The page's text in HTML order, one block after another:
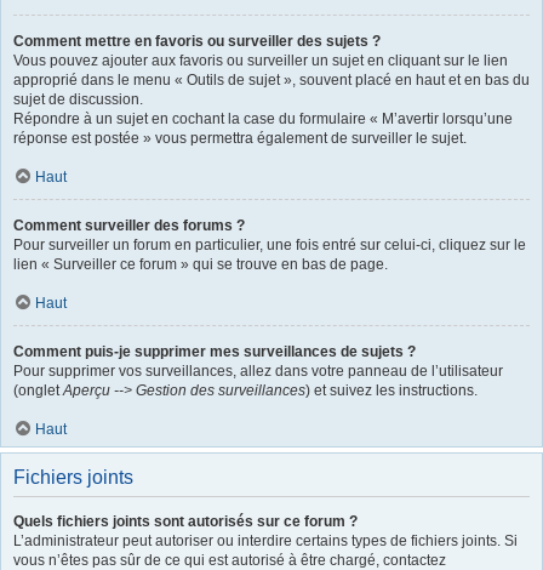
Comment mettre en favoris ou surveiller des sujets ?
Vous pouvez ajouter aux favoris ou surveiller un sujet en cliquant sur le lien
approprié dans le menu « Outils de sujet », souvent placé en haut et en bas du
sujet de discussion.
Répondre à un sujet en cochant la case du formulaire « M’avertir lorsqu’une
réponse est postée » vous permettra également de surveiller le sujet.
Haut
Comment surveiller des forums ?
Pour surveiller un forum en particulier, une fois entré sur celui-ci, cliquez sur le
lien « Surveiller ce forum » qui se trouve en bas de page.
Haut
Comment puis-je supprimer mes surveillances de sujets ?
Pour supprimer vos surveillances, allez dans votre panneau de l’utilisateur
(ongletAperçu --> Gestion des surveillances) et suivez les instructions.
Haut
Fichiers joints
Quels fichiers joints sont autorisés sur ce forum ?
L’administrateur peut autoriser ou interdire certains types de fichiers joints. Si
vous n’êtes pas sûr de ce qui est autorisé à être chargé, contactez